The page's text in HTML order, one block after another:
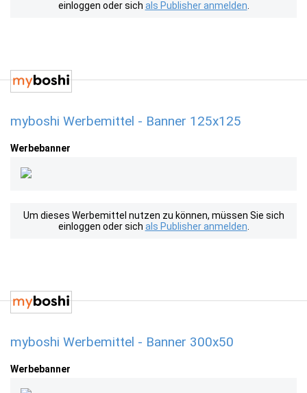
einloggen oder sich als Publisher anmelden
myboshi Werbemittel - Banner 125x125
Werbebanner
Um dieses Werbemittel nutzen zu können, müssen Sie sich
einloggen oder sich als Publisher anmelden
myboshi Werbemittel - Banner 300x50
Werbebanner